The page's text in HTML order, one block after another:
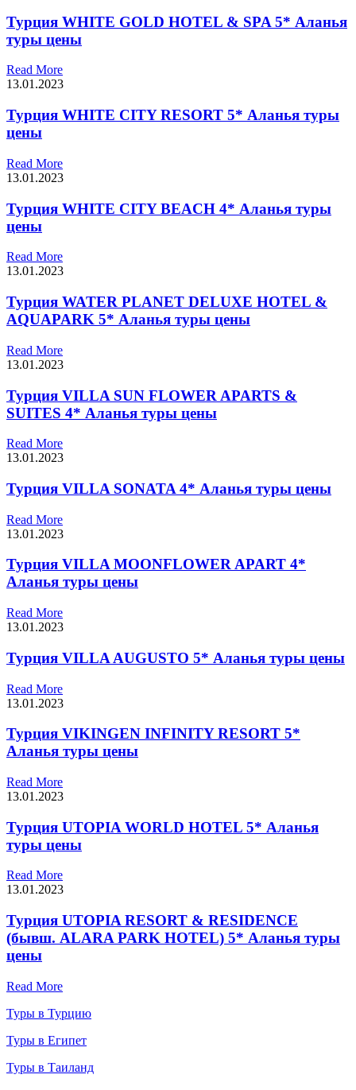
Турция WHITE GOLD HOTEL & SPA 5* Аланья
туры цены
Read More
13.01.2023
Турция WHITE CITY RESORT 5* Аланья туры
цены
Read More
13.01.2023
Турция WHITE CITY BEACH 4* Аланья туры
цены
Read More
13.01.2023
Турция WATER PLANET DELUXE HOTEL &
AQUAPARK 5* Аланья туры цены
Read More
13.01.2023
Турция VILLA SUN FLOWER APARTS &
SUITES 4* Аланья туры цены
Read More
13.01.2023
Турция VILLA SONATA 4* Аланья туры цены
Read More
13.01.2023
Турция VILLA MOONFLOWER APART 4*
Аланья туры цены
Read More
13.01.2023
Турция VILLA AUGUSTO 5* Аланья туры цены
Read More
13.01.2023
Турция VIKINGEN INFINITY RESORT 5*
Аланья туры цены
Read More
13.01.2023
Турция UTOPIA WORLD HOTEL 5* Аланья
туры цены
Read More
13.01.2023
Турция UTOPIA RESORT & RESIDENCE
(бывш. ALARA PARK HOTEL) 5* Аланья туры
цены
Read More
Туры в Турцию
Туры в Египет
Туры в Таиланд